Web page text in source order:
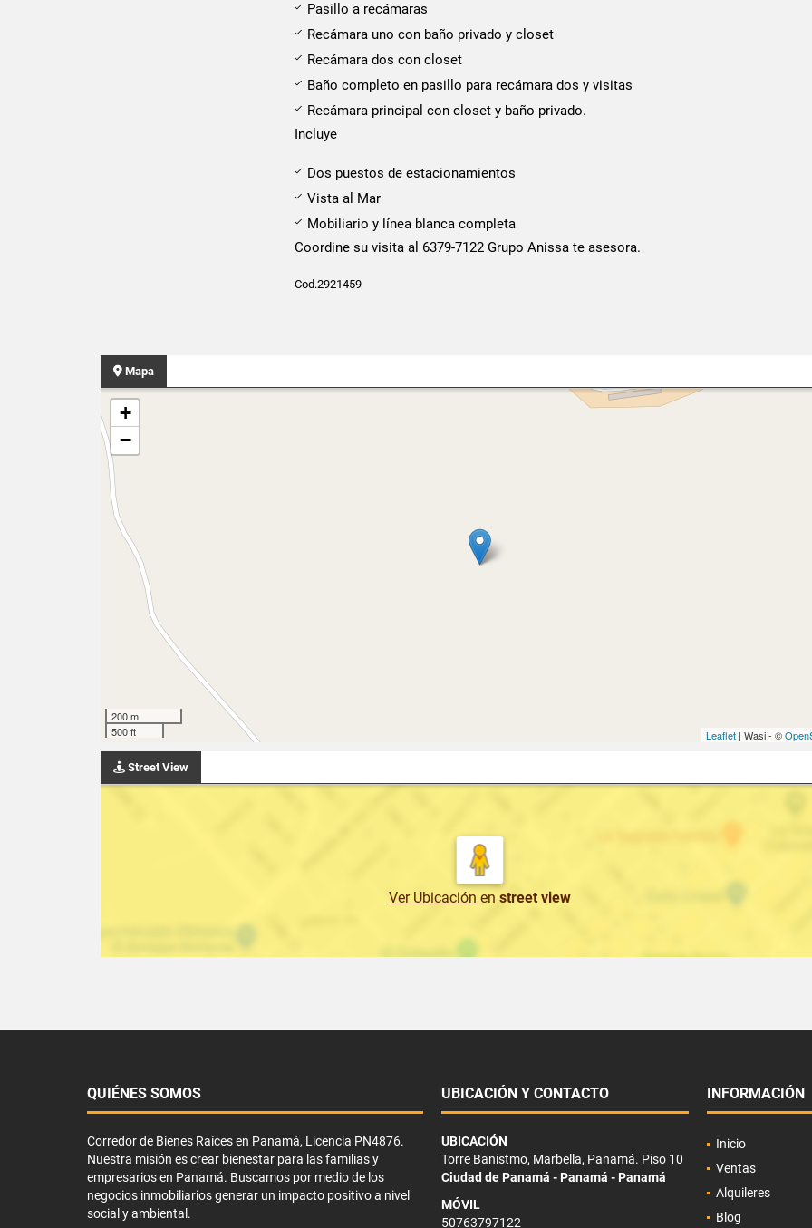
Pasillo a recámaras
Recámara uno con baño privado y closet
Recámara dos con closet
Baño completo en pasillo para recámara dos y visitas
Recámara principal con closet y baño privado.
Incluye
Dos puestos de estacionamientos
Vista al Mar
Mobiliario y línea blanca completa
Coordine su visita al 6379-7122 Grupo Anissa te asesora.
Cod.2921459
Mapa
+
−
200 m
500 ft
Leaflet| Wasi - ©
Street View
Ver Ubicación en street view
QUIÉNES SOMOS
Corredor de Bienes Raíces en Panamá, Licencia PN4876.
Nuestra misión es crear bienestar para las familias y
empresarios en Panamá. Buscamos por medio de los
negocios inmobiliarios generar un impacto positivo a nivel
social y ambiental.
UBICACIÓN Y CONTACTO
UBICACIÓN
Torre Banistmo, Marbella, Panamá. Piso 10
Ciudad de Panamá - Panamá - Panamá
MÓVIL
50763797122
INFORMACIÓN
Inicio
Ventas
Alquileres
Blog